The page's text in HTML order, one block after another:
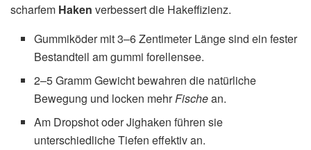
scharfem Haken verbessert die Hakeffizienz.
Gummiköder mit 3–6 Zentimeter Länge sind ein fester
Bestandteil am gummi forellensee.
2–5 Gramm Gewicht bewahren die natürliche
Bewegung und locken mehrFischean.
Am Dropshot oder Jighaken führen sie
unterschiedliche Tiefen effektiv an.